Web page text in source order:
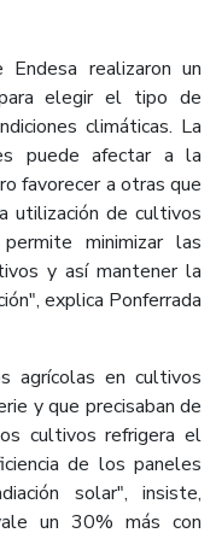
realizaron un
elegir el tipo de
climáticas. La
puede afectar a la
favorecer a otras que
utilización de cultivos
minimizar las
y así mantener la
explica Ponferrada
agrícolas en cultivos
y que precisaban de
cultivos refrigera el
de los paneles
solar", insiste,
un 30% más con